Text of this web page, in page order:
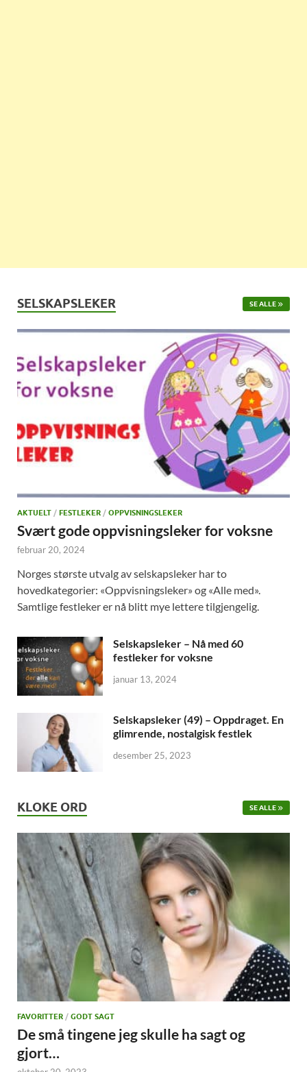
SELSKAPSLEKER SE ALLE
AKTUELT / FESTLEKER / OPPVISNINGSLEKER
Svært gode oppvisningsleker for voksne
februar 20, 2024
Norges største utvalg av selskapsleker har to
hovedkategorier: «Oppvisningsleker» og «Alle med».
Samtlige festleker er nå blitt mye lettere tilgjengelig.
Selskapsleker – Nå med 60
festleker for voksne
januar 13, 2024
Selskapsleker (49) – Oppdraget. En
glimrende, nostalgisk festlek
desember 25, 2023
KLOKE ORD SE ALLE
FAVORITTER / GODT SAGT
De små tingene jeg skulle ha sagt og
gjort…